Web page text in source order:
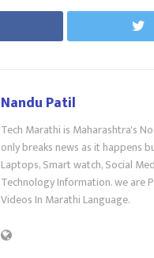
Nandu Patil
Tech Marathi is Maharashtra's
only breaks news as it happens
Laptops, Smart watch, Social
Technology Information. we are
Videos In Marathi Language.